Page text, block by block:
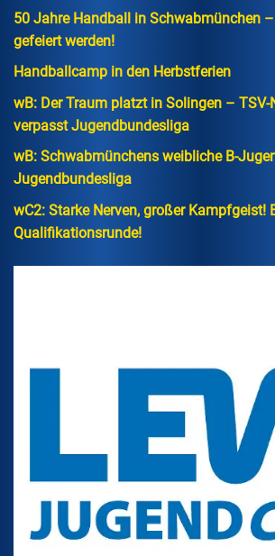
50 Jahre Handball in Schwabmünchen
gefeiert werden!
Handballcamp in den Herbstferien
wB: Der Traum platzt in Solingen –
verpasst Jugendbundesliga
wB: Schwabmünchens weibliche B-
Jugendbundesliga
wC2: Starke Nerven, großer Kampfgeist!
Qualifikationsrunde!